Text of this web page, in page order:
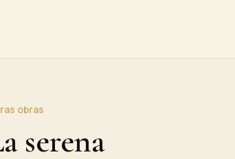
obras
serena